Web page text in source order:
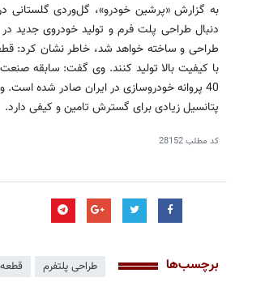
به گزارش «پرشین خودرو»، گل‌وردی گلستانی
دنبال طراحی پلت فرم و تولید خودروی جدید
طراحی و ساخته خواهد شد، خاطر نشان کرد:
با کیفیت بالا تولید کنند. وی گفت: سابقه
40 پروانه خودروسازی در ایران صادر شده
پتانسیل زیادی برای گسترش تامین و کیفی دارد.
کد مطلب28152
برچسب‌ها طراحی پلتفرم